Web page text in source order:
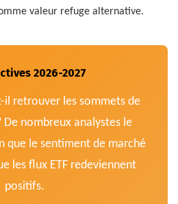
valeur refuge alternative.
2026-2027
il retrouver les sommets de
De nombreux analystes le
que le sentiment de marché
les flux ETF redeviennent
positifs.